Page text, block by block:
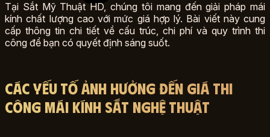
Tại Sắt Mỹ Thuật HD, chúng tôi mang đến giải pháp mái
kính chất lượng cao với mức giá hợp lý. Bài viết này cung
cấp thông tin chi tiết về cấu trúc, chi phí và quy trình thi
công để bạn có quyết định sáng suốt.
Các Yếu Tố Ảnh Hưởng Đến Giá Thi
Công Mái Kính Sắt Nghệ Thuật